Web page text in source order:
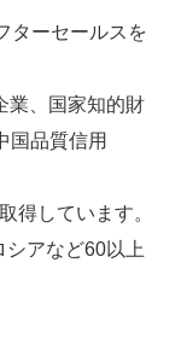
ターセールスを
業、国家知的財
国品質信用
得しています。
アなど60以上